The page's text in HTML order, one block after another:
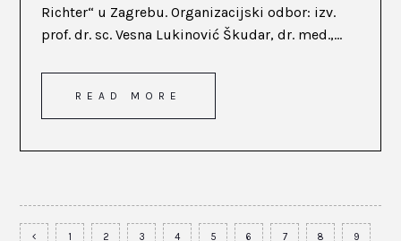
Richter“ u Zagrebu. Organizacijski odbor: izv.
prof. dr. sc. Vesna Lukinović Škudar, dr. med.,...
READ MORE
1 2 3 4 5 6 7 8 9